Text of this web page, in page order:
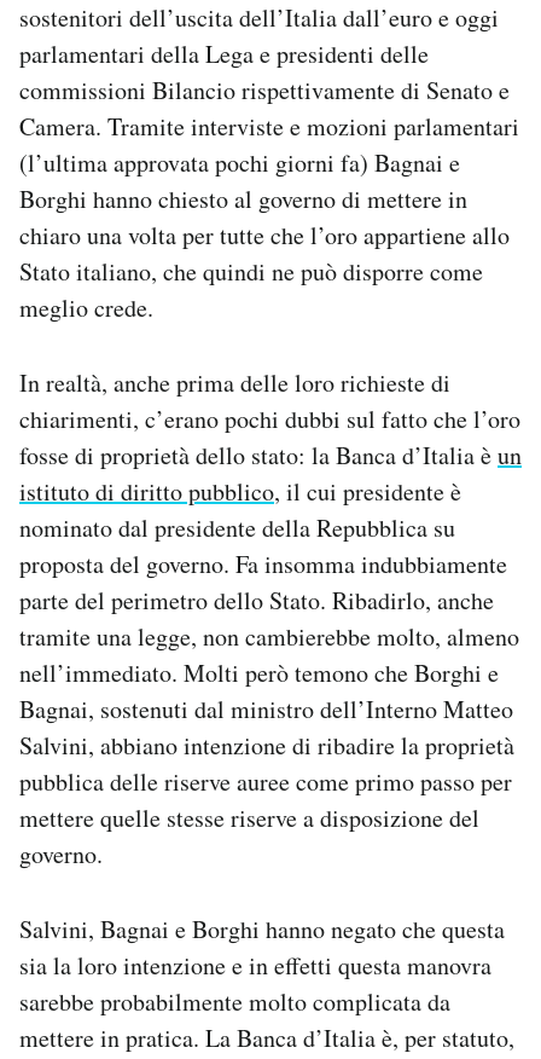
sostenitori dell’uscita dell’Italia dall’euro e oggi
parlamentari della Lega e presidenti delle
commissioni Bilancio rispettivamente di Senato e
Camera. Tramite interviste e mozioni parlamentari
(l’ultima approvata pochi giorni fa) Bagnai e
Borghi hanno chiesto al governo di mettere in
chiaro una volta per tutte che l’oro appartiene allo
Stato italiano, che quindi ne può disporre come
meglio crede.
In realtà, anche prima delle loro richieste di
chiarimenti, c’erano pochi dubbi sul fatto che l’oro
fosse di proprietà dello stato: la Banca d’Italia èun
istituto di diritto pubblico, il cui presidente è
nominato dal presidente della Repubblica su
proposta del governo. Fa insomma indubbiamente
parte del perimetro dello Stato. Ribadirlo, anche
tramite una legge, non cambierebbe molto, almeno
nell’immediato. Molti però temono che Borghi e
Bagnai, sostenuti dal ministro dell’Interno Matteo
Salvini, abbiano intenzione di ribadire la proprietà
pubblica delle riserve auree come primo passo per
mettere quelle stesse riserve a disposizione del
governo.
Salvini, Bagnai e Borghi hanno negato che questa
sia la loro intenzione e in effetti questa manovra
sarebbe probabilmente molto complicata da
mettere in pratica. La Banca d’Italia è, per statuto,